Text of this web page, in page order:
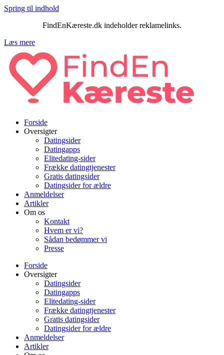
Spring til indhold
FindEnKæreste.dk indeholder reklamelinks.
Læs mere
Forside
Oversigter
Datingsider
Datingapps
Elitedating-sider
Frække datingtjenester
Gratis datingsider
Datingsider for ældre
Anmeldelser
Artikler
Om os
Kontakt
Hvem er vi?
Sådan bedømmer vi
Presse
Forside
Oversigter
Datingsider
Datingapps
Elitedating-sider
Frække datingtjenester
Gratis datingsider
Datingsider for ældre
Anmeldelser
Artikler